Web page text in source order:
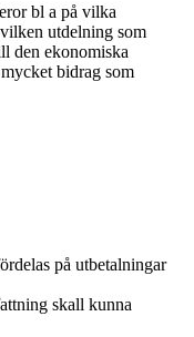
bl a på vilka
utdelning som
den ekonomiska
bidrag som
på utbetalningar
skall kunna